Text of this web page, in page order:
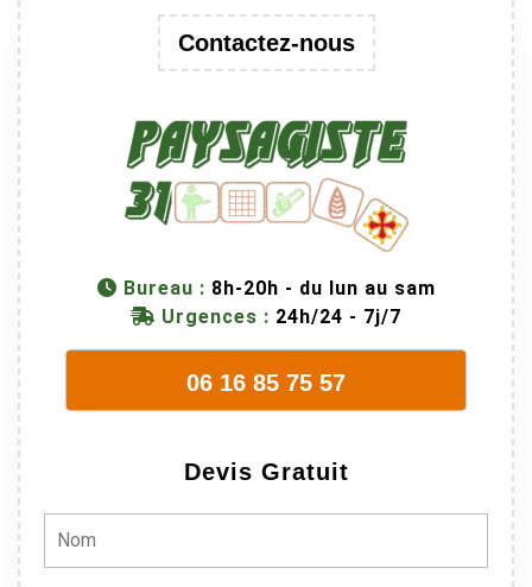
Contactez-nous
Bureau : 8h-20h - du lun au sam
Urgences : 24h/24 - 7j/7
06 16 85 75 57
Devis Gratuit